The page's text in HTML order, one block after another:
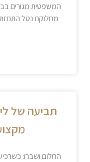
המשפטית מגורים
מחלוקת נטל
תביעה של
החלום ושברו: